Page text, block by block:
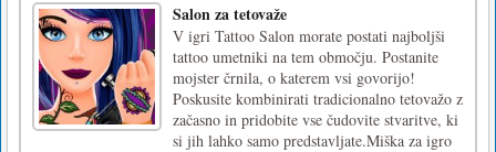
Salon za tetovaže
V igri Tattoo Salon morate postati najboljši
tattoo umetniki na tem območju. Postanite
mojster črnila, o katerem vsi govorijo!
Poskusite kombinirati tradicionalno tetovažo z
začasno in pridobite vse čudovite stvaritve, ki
si jih lahko samo predstavljate.Miška za igro